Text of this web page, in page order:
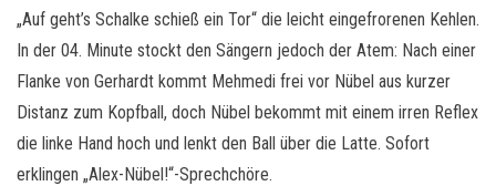
„Auf geht’s Schalke schieß ein Tor“ die leicht eingefrorenen Kehlen.
In der 04. Minute stockt den Sängern jedoch der Atem: Nach einer
Flanke von Gerhardt kommt Mehmedi frei vor Nübel aus kurzer
Distanz zum Kopfball, doch Nübel bekommt mit einem irren Reflex
die linke Hand hoch und lenkt den Ball über die Latte. Sofort
erklingen „Alex-Nübel!“-Sprechchöre.